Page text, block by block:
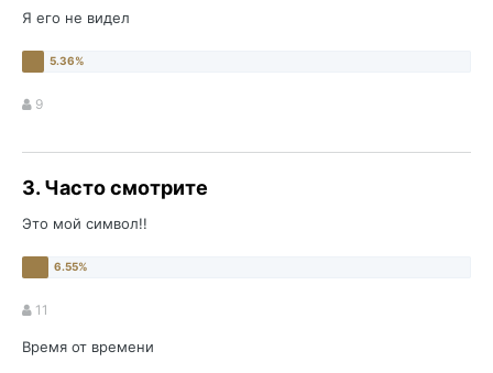
Я его не видел
9
3. Часто смотрите
Это мой символ!!
11
Время от времени